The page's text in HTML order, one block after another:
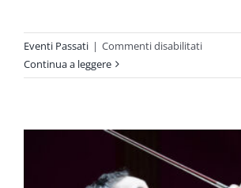
Eventi Passati | Commenti disabilitatisu
Comics
Edizione
Continua a leggere